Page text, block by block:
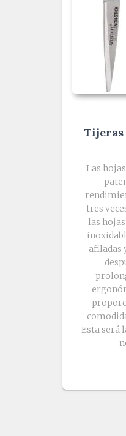
Tijeras
Las
tres
las
afiladas
Esta será